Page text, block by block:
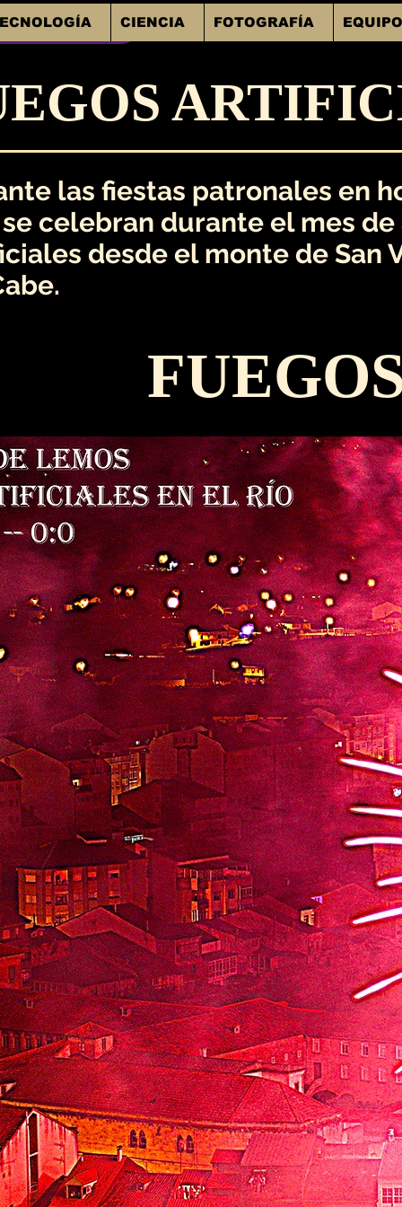
a Santiago CIENCIA FOTOGRAFÍA
las fiestas patronales en
celebran durante el mes
desde el monte de San